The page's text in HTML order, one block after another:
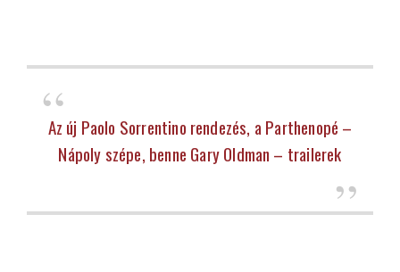
Az új Paolo Sorrentino rendezés, a Parthenopé –
Nápoly szépe, benne Gary Oldman – trailerek